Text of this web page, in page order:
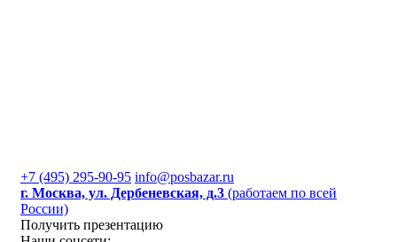
+7 (495) 295-90-95 info@posbazar.ru
г. Москва, ул. Дербеневская, д.3 (работаем по всей
России)
Получить презентацию